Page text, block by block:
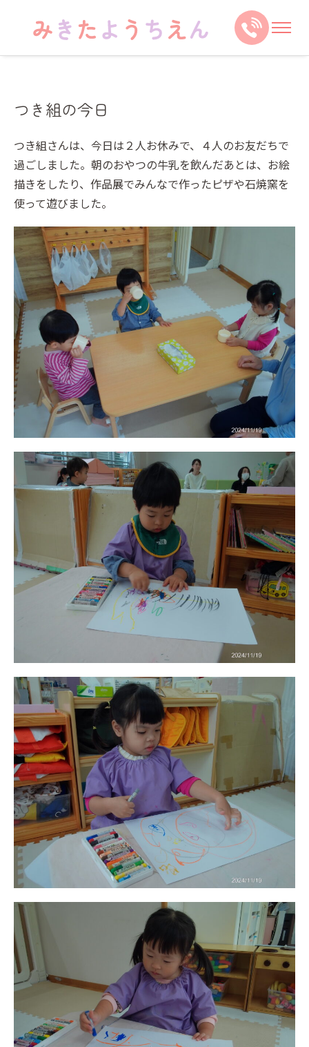
つき組の今日
つき組さんは、今日は２人お休みで、４人のお友だちで
過ごしました。朝のおやつの牛乳を飲んだあとは、お絵
描きをしたり、作品展でみんなで作ったピザや石焼窯を
使って遊びました。